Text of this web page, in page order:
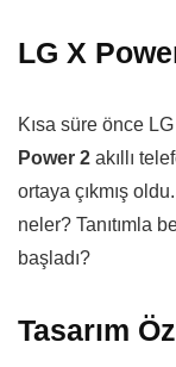
LG X
Kısa süre önce
Power 2 akıllı
ortaya çıkmış
neler? Tanıtımla
başladı?
Tasarım